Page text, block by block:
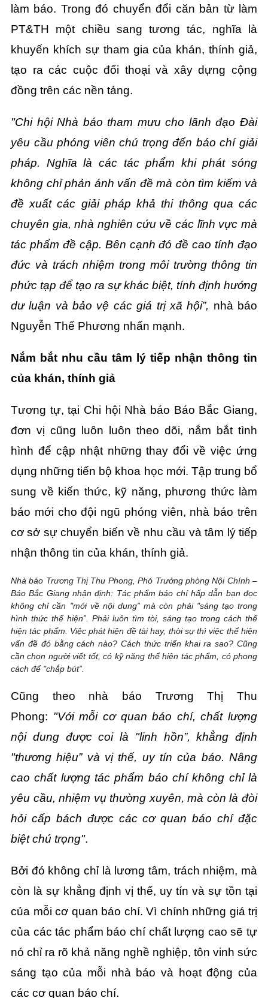
làm báo. Trong đó chuyển đổi căn bản từ làm
PT&TH một chiều sang tương tác, nghĩa là
khuyến khích sự tham gia của khán, thính giả,
tạo ra các cuộc đối thoại và xây dựng cộng
đồng trên các nền tảng.
"Chi hội Nhà báo tham mưu cho lãnh đạo Đài
yêu cầu phóng viên chú trọng đến báo chí giải
pháp. Nghĩa là các tác phẩm khi phát sóng
không chỉ phản ánh vấn đề mà còn tìm kiếm và
đề xuất các giải pháp khả thi thông qua các
chuyên gia, nhà nghiên cứu về các lĩnh vực mà
tác phẩm đề cập. Bên cạnh đó đề cao tính đạo
đức và trách nhiệm trong môi trường thông tin
phức tạp để tạo ra sự khác biệt, tính định hướng
dư luận và bảo vệ các giá trị xã hội”, nhà báo
Nguyễn Thế Phương nhấn mạnh.
Nắm bắt nhu cầu tâm lý tiếp nhận thông tin
của khán, thính giả
Tương tự, tại Chi hội Nhà báo Báo Bắc Giang,
đơn vị cũng luôn luôn theo dõi, nắm bắt tình
hình để cập nhật những thay đổi về việc ứng
dụng những tiến bộ khoa học mới. Tập trung bổ
sung về kiến thức, kỹ năng, phương thức làm
báo mới cho đội ngũ phóng viên, nhà báo trên
cơ sở sự chuyển biến về nhu cầu và tâm lý tiếp
nhận thông tin của khán, thính giả.
Nhà báo Trương Thị Thu Phong, Phó Trưởng phòng Nội Chính –
Báo Bắc Giang nhận định: Tác phẩm báo chí hấp dẫn bạn đọc
không chỉ cần "mới về nội dung” mà còn phải "sáng tạo trong
hình thức thể hiện”. Phải luôn tìm tòi, sáng tạo trong cách thể
hiện tác phẩm. Việc phát hiện đề tài hay, thời sự thì việc thể hiện
vấn đề đó bằng cách nào? Cách thức triển khai ra sao? Cũng
cần chọn người viết tốt, có kỹ năng thể hiện tác phẩm, có phong
cách để "chắp bút”.
Cũng theo nhà báo Trương Thị Thu
Phong: "Với mỗi cơ quan báo chí, chất lượng
nội dung được coi là "linh hồn”, khẳng định
"thương hiệu” và vị thế, uy tín của báo. Nâng
cao chất lượng tác phẩm báo chí không chỉ là
yêu cầu, nhiệm vụ thường xuyên, mà còn là đòi
hỏi cấp bách được các cơ quan báo chí đặc
biệt chú trọng".
Bởi đó không chỉ là lương tâm, trách nhiệm, mà
còn là sự khẳng định vị thế, uy tín và sự tồn tại
của mỗi cơ quan báo chí. Vì chính những giá trị
của các tác phẩm báo chí chất lượng cao sẽ tự
nó chỉ ra rõ khả năng nghề nghiệp, tôn vinh sức
sáng tạo của mỗi nhà báo và hoạt động của
các cơ quan báo chí.